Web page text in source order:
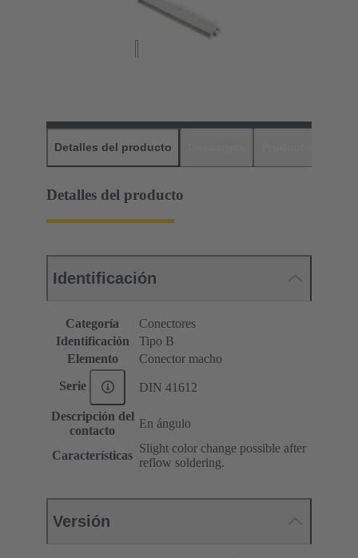
Detalles del producto
Detalles del producto
Identificación
Categoría
Conectores
Identificación
Tipo B
Elemento
Conector macho
Serie DIN 41612
Descripción del
contacto
En ángulo
Características
Slight color change possible after
reflow soldering.
Versión